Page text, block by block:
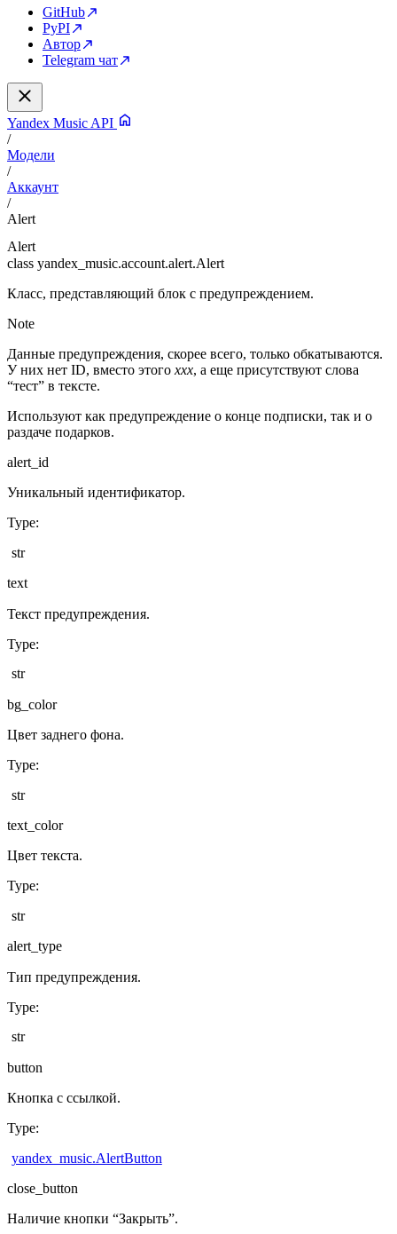
GitHub
PyPI
Автор
Telegram чат
Yandex Music API
/
Модели
/
Аккаунт
/
Alert
Alert
class yandex_music.account.alert.Alert
Класс, представляющий блок с предупреждением.
Note
Данные предупреждения, скорее всего, только обкатываются.
У них нет ID, вместо этого xxx, а еще присутствуют слова
“тест” в тексте.
Используют как предупреждение о конце подписки, так и о
раздаче подарков.
alert_id
Уникальный идентификатор.
Type:
str
text
Текст предупреждения.
Type:
str
bg_color
Цвет заднего фона.
Type:
str
text_color
Цвет текста.
Type:
str
alert_type
Тип предупреждения.
Type:
str
button
Кнопка с ссылкой.
Type:
yandex_music.AlertButton
close_button
Наличие кнопки “Закрыть”.